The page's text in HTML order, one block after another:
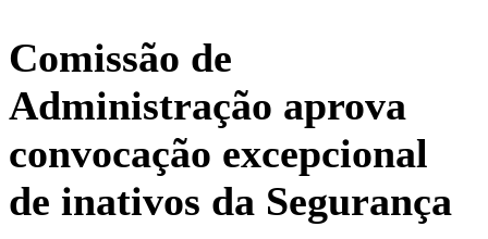
Comissão de
Administração aprova
convocação excepcional
de inativos da Segurança